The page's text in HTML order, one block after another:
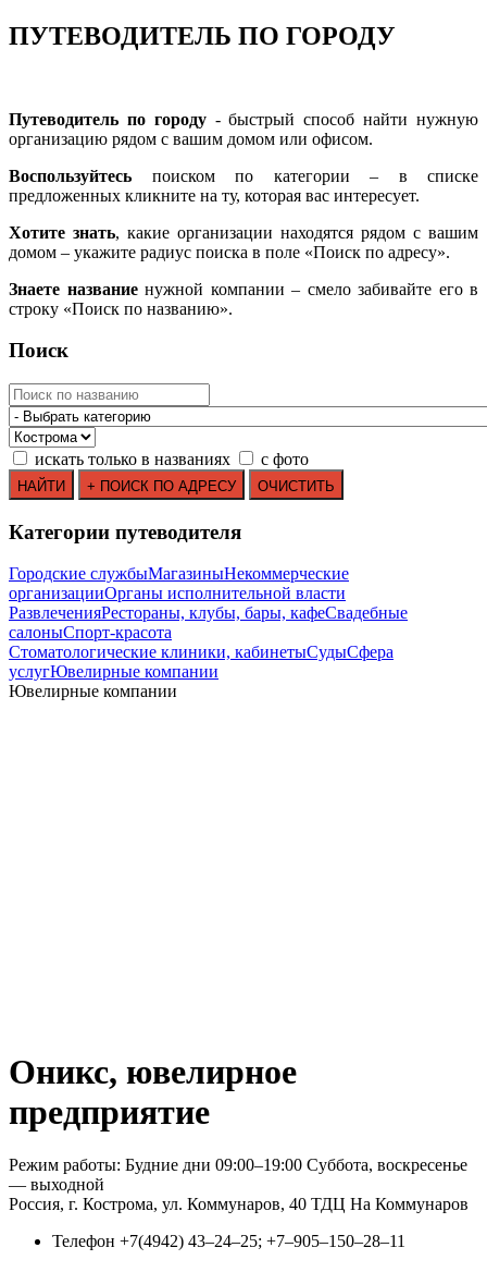
ПУТЕВОДИТЕЛЬ ПО ГОРОДУ
Путеводитель по городу- быстрый способ найти нужную
организацию рядом с вашим домом или офисом.
Воспользуйтесь поиском по категории – в списке
предложенных кликните на ту, которая вас интересует.
Хотите знать, какие организации находятся рядом с вашим
домом – укажите радиус поиска в поле «Поиск по адресу».
Знаете названиенужной компании – смело забивайте его в
строку «Поиск по названию».
Поиск
искать только в названиях с фото
Категории путеводителя
Городские службыМагазиныНекоммерческие
организацииОрганы исполнительной власти
РазвлеченияРестораны, клубы, бары, кафеСвадебные
салоныСпорт-красота
Стоматологические клиники, кабинетыСудыСфера
услугЮвелирные компании
Ювелирные компании
Оникс, ювелирное
предприятие
Режим работы: Будние дни 09:00–19:00 Суббота, воскресенье
— выходной
Россия, г. Кострома, ул. Коммунаров, 40 ТДЦ На Коммунаров
Телефон +7(4942) 43‒24‒25; +7‒905‒150‒28‒11